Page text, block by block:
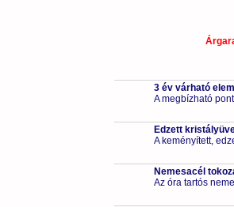
3 év várható
A megbízható
Edzett
A keményített,
Nemesacél
Az óra tartós